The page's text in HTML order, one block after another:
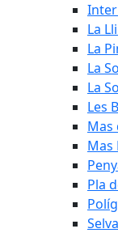
La
La
La
La
Les
Mas
Mas
Pla